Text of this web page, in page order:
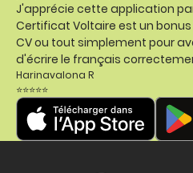
J'apprécie cette application
Certificat Voltaire est un
CV ou tout simplement pour
d'écrire le français
Harinavalona R
⭐⭐⭐⭐⭐